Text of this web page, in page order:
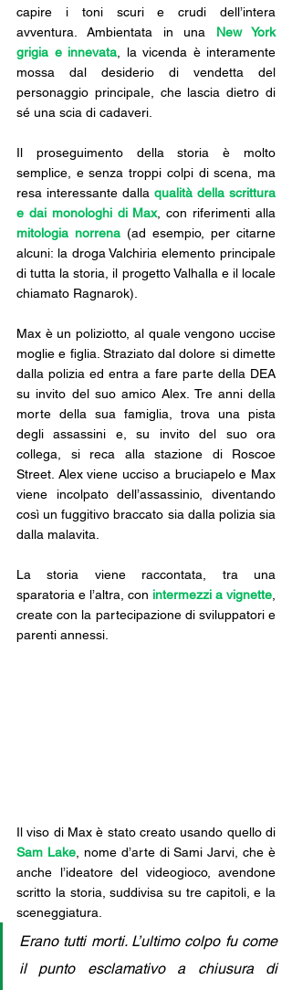
capire i toni scuri e crudi dell’intera
avventura. Ambientata in una New York
grigia e innevata , la vicenda è interamente
mossa dal desiderio di vendetta del
personaggio principale, che lascia dietro di
sé una scia di cadaveri.
Il proseguimento della storia è molto
semplice, e senza troppi colpi di scena, ma
resa interessante dalla qualità della scrittura
e dai monologhi di Max
mitologia norrena (ad esempio, per citarne
alcuni: la droga Valchiria elemento principale
di tutta la storia, il progetto Valhalla e il locale
chiamato Ragnarok).
Max è un poliziotto, al quale vengono uccise
moglie e figlia. Straziato dal dolore si dimette
dalla polizia ed entra a fare parte della DEA
su invito del suo amico Alex. Tre anni della
morte della sua famiglia, trova una pista
degli assassini e, su invito del suo ora
collega, si reca alla stazione di Roscoe
Street. Alex viene ucciso a bruciapelo e Max
viene incolpato dell’assassinio, diventando
così un fuggitivo braccato sia dalla polizia sia
dalla malavita.
La storia viene raccontata, tra una
sparatoria e l’altra, con intermezzi a vignette
create con la partecipazione di sviluppatori e
parenti annessi.
Sam Lake, nome d’arte di Sami Jarvi, che è
anche l’ideatore del videogioco, avendone
scritto la storia, suddivisa su tre capitoli, e la
sceneggiatura.
Erano tutti morti. L’ultimo colpo fu come
il punto esclamativo a chiusura di